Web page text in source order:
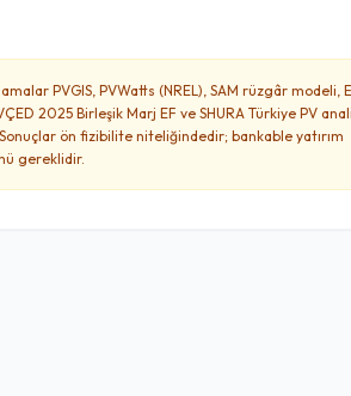
PVGIS, PVWatts (NREL), SAM rüzgâr modeli,
2025 Birleşik Marj EF ve SHURA Türkiye PV
ön fizibilite niteliğindedir; bankable yatırım
gereklidir.